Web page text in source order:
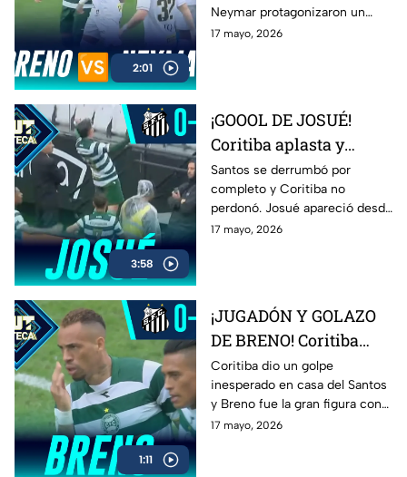
2:01
Coritiba
Neymar protagonizaron un
fuerte cara a cara que
completamente caliente.
17 mayo, 2026
3:58
¡GOOOL DE JOSUÉ!
Coritiba aplasta y
humilla al Santos con
goleada histórica
Santos se derrumbó por
completo y Coritiba no
perdonó. Josué apareció desde
los once pasos para marcar el
17 mayo, 2026
1:11
¡JUGADÓN Y GOLAZO
DE BRENO! Coritiba
aplasta al Santos y
enmudece el
Brasileirao
Coritiba dio un golpe
inesperado en casa del Santos
y Breno fue la gran figura con
una jugada espectacular que
17 mayo, 2026